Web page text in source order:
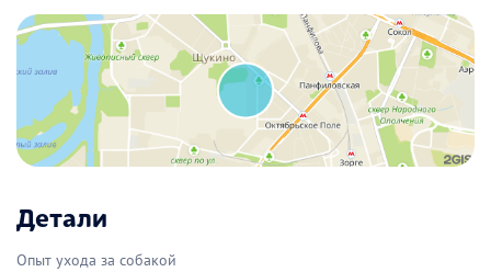
Детали
Опыт ухода за собакой